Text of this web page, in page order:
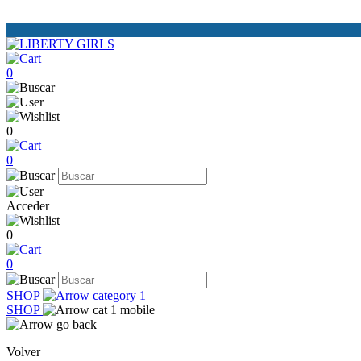
0
0
0
Acceder
0
0
SHOP
SHOP
Volver